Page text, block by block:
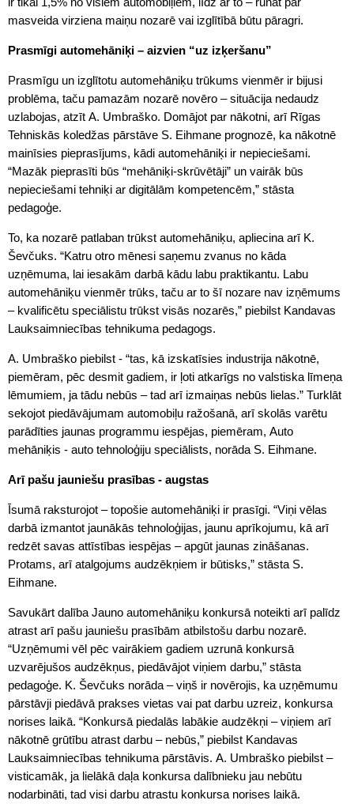
masveida virziena maiņu nozarē vai izglītībā būtu pāragri.
Prasmīgi automehāniķi – aizvien “uz izķeršanu”
Prasmīgu un izglītotu automehāniķu trūkums vienmēr ir bijusi
problēma, taču pamazām nozarē novēro – situācija nedaudz
uzlabojas, atzīt A. Umbraško. Domājot par nākotni, arī Rīgas
Tehniskās koledžas pārstāve S. Eihmane prognozē, ka nākotnē
mainīsies pieprasījums, kādi automehāniķi ir nepieciešami.
“Mazāk pieprasīti būs “mehāniķi-skrūvētāji” un vairāk būs
nepieciešami tehniķi ar digitālām kompetencēm,” stāsta
pedagoģe.
To, ka nozarē patlaban trūkst automehāniķu, apliecina arī K.
Ševčuks. “Katru otro mēnesi saņemu zvanus no kāda
uzņēmuma, lai iesakām darbā kādu labu praktikantu. Labu
automehāniķu vienmēr trūks, taču ar to šī nozare nav izņēmums
– kvalificētu speciālistu trūkst visās nozarēs,” piebilst Kandavas
Lauksaimniecības tehnikuma pedagogs.
A. Umbraško piebilst - “tas, kā izskatīsies industrija nākotnē,
piemēram, pēc desmit gadiem, ir ļoti atkarīgs no valstiska līmeņa
lēmumiem, ja tādu nebūs – tad arī izmaiņas nebūs lielas.” Turklāt
sekojot piedāvājumam automobiļu ražošanā, arī skolās varētu
parādīties jaunas programmu iespējas, piemēram, Auto
mehāniķis - auto tehnoloģiju speciālists, norāda S. Eihmane.
Arī pašu jauniešu prasības - augstas
Īsumā raksturojot – topošie automehāniķi ir prasīgi. “Viņi vēlas
darbā izmantot jaunākās tehnoloģijas, jaunu aprīkojumu, kā arī
redzēt savas attīstības iespējas – apgūt jaunas zināšanas.
Protams, arī atalgojums audzēkņiem ir būtisks,” stāsta S.
Eihmane.
Savukārt dalība Jauno automehāniķu konkursā noteikti arī palīdz
atrast arī pašu jauniešu prasībām atbilstošu darbu nozarē.
“Uzņēmumi vēl pēc vairākiem gadiem uzrunā konkursā
uzvarējušos audzēkņus, piedāvājot viņiem darbu,” stāsta
pedagoģe. K. Ševčuks norāda – viņš ir novērojis, ka uzņēmumu
pārstāvji piedāvā prakses vietas vai pat darbu uzreiz, konkursa
norises laikā. “Konkursā piedalās labākie audzēkņi – viņiem arī
nākotnē grūtību atrast darbu – nebūs,” piebilst Kandavas
Lauksaimniecības tehnikuma pārstāvis. A. Umbraško piebilst –
visticamāk, ja lielākā daļa konkursa dalībnieku jau nebūtu
nodarbināti, tad visi darbu atrastu konkursa norises laikā.